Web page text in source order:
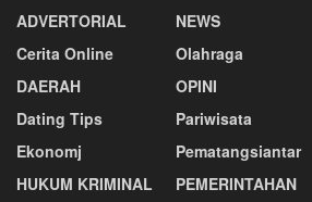
ADVERTORIAL
Cerita Online
DAERAH
Dating Tips
Ekonomj
HUKUM KRIMINAL
NEWS
Olahraga
OPINI
Pariwisata
Pematangsiantar
PEMERINTAHAN